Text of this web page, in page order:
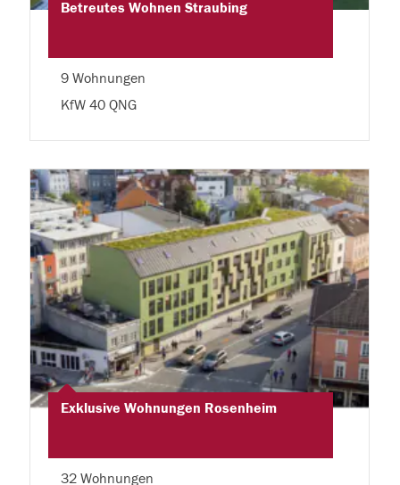
Betreutes Wohnen Straubing
9 Wohnungen
KfW 40 QNG
Exklusive Wohnungen Rosenheim
32 Wohnungen